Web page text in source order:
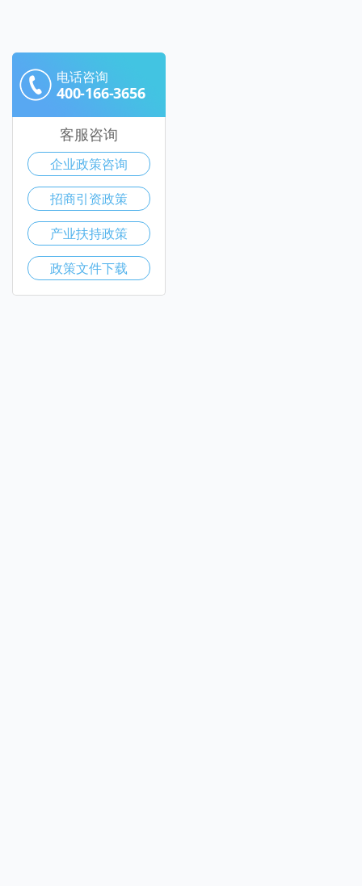
电话咨询
400-166-3656
客服咨询
企业政策咨询
招商引资政策
产业扶持政策
政策文件下载